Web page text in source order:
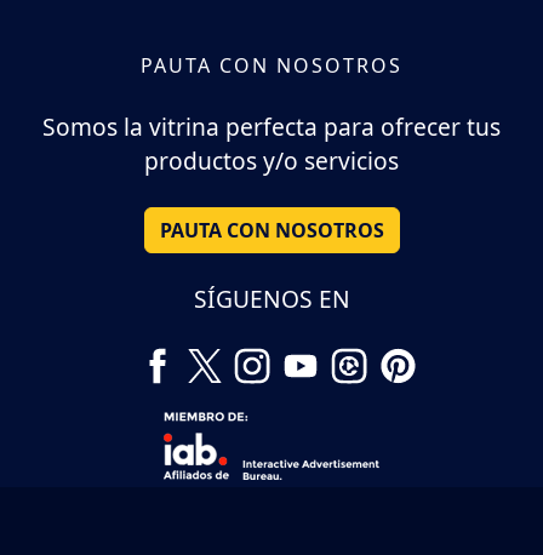
PAUTA CON NOSOTROS
Somos la vitrina perfecta para ofrecer tus
productos y/o servicios
PAUTA CON NOSOTROS
SÍGUENOS EN